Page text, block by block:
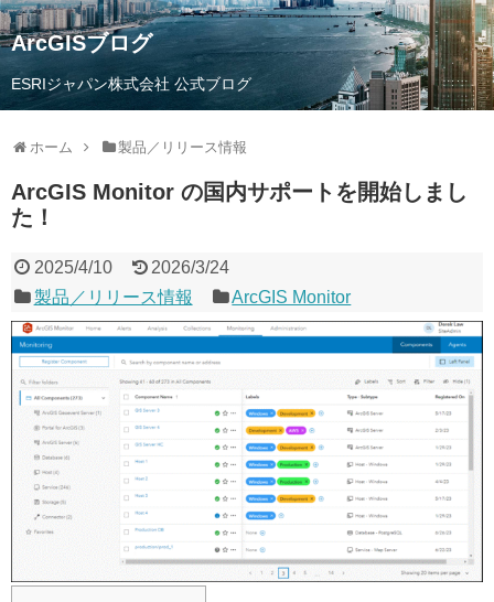
ArcGISブログ
ESRIジャパン株式会社 公式ブログ
ホーム 製品／リリース情報
ArcGIS Monitor の国内サポートを開始しまし
た！
2025/4/10
2026/3/24
製品／リリース情報
ArcGIS Monitor